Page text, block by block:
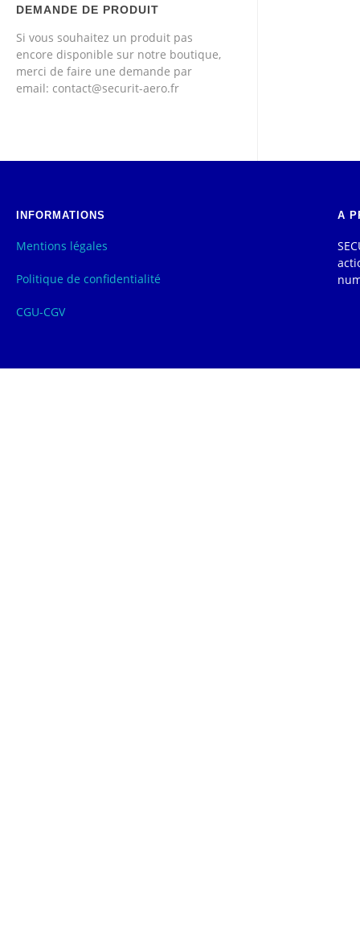
DEMANDE DE PRODUIT
Si vous souhaitez un produit pas
encore disponible sur notre boutique,
merci de faire une demande par
email: contact@securit-aero.fr
INFORMATIONS
Mentions légales
Politique de confidentialité
CGU-CGV
A